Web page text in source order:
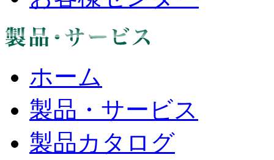
ホーム
製品・サービス
製品カタログ